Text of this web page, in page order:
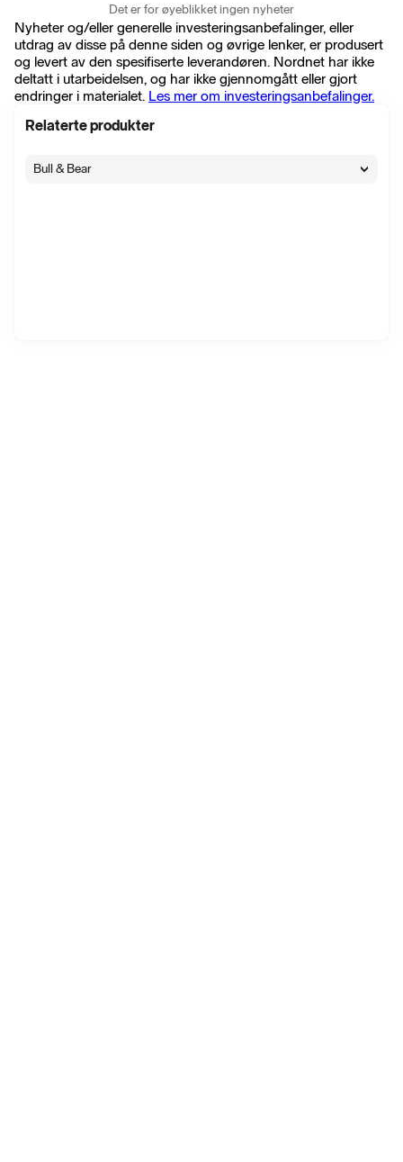
Det er for øyeblikket ingen nyheter
Nyheter og/eller generelle investeringsanbefalinger, eller
utdrag av disse på denne siden og øvrige lenker, er produsert
og levert av den spesifiserte leverandøren. Nordnet har ikke
deltatt i utarbeidelsen, og har ikke gjennomgått eller gjort
endringer i materialet. Les mer om investeringsanbefalinger.
Relaterte produkter
Bull & Bear